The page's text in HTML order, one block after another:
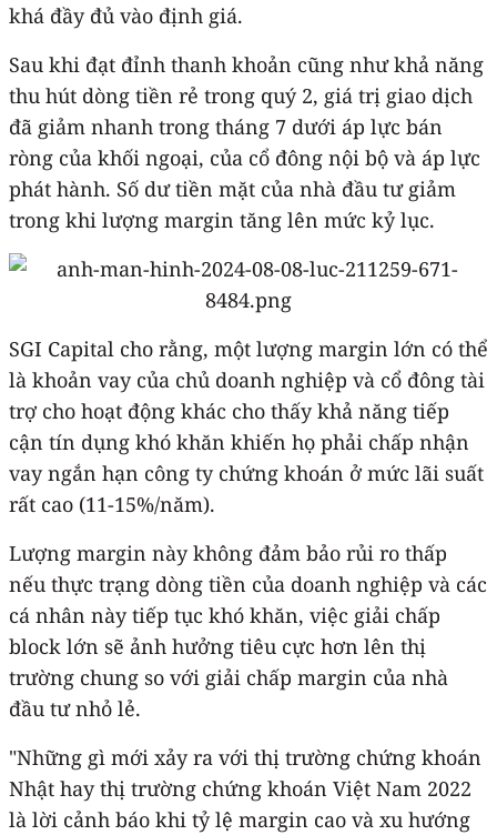
khá đầy đủ vào định giá.
Sau khi đạt đỉnh thanh khoản cũng như khả năng
thu hút dòng tiền rẻ trong quý 2, giá trị giao dịch
đã giảm nhanh trong tháng 7 dưới áp lực bán
ròng của khối ngoại, của cổ đông nội bộ và áp lực
phát hành. Số dư tiền mặt của nhà đầu tư giảm
trong khi lượng margin tăng lên mức kỷ lục.
SGI Capital cho rằng, một lượng margin lớn có thể
là khoản vay của chủ doanh nghiệp và cổ đông tài
trợ cho hoạt động khác cho thấy khả năng tiếp
cận tín dụng khó khăn khiến họ phải chấp nhận
vay ngắn hạn công ty chứng khoán ở mức lãi suất
rất cao (11-15%/năm).
Lượng margin này không đảm bảo rủi ro thấp
nếu thực trạng dòng tiền của doanh nghiệp và các
cá nhân này tiếp tục khó khăn, việc giải chấp
block lớn sẽ ảnh hưởng tiêu cực hơn lên thị
trường chung so với giải chấp margin của nhà
đầu tư nhỏ lẻ.
"Những gì mới xảy ra với thị trường chứng khoán
Nhật hay thị trường chứng khoán Việt Nam 2022
là lời cảnh báo khi tỷ lệ margin cao và xu hướng